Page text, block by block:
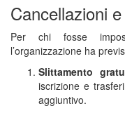
Cancellazioni
Per chi fosse
l’organizzazione ha
Slittamento
iscrizione e
aggiuntivo.